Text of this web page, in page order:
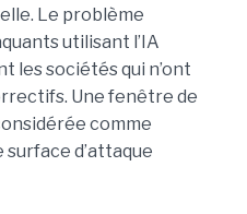
Le problème
utilisant l’IA
les sociétés qui n’ont
Une fenêtre de
comme
d’attaque